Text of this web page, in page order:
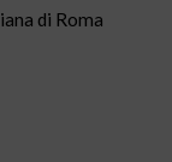
di Roma